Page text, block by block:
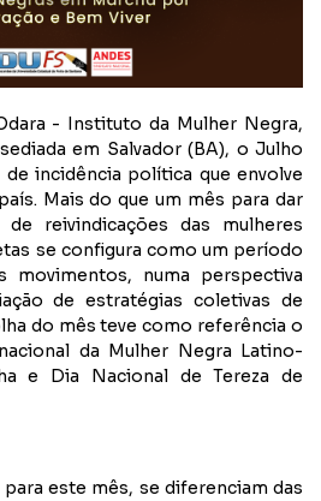
- Instituto da Mulher Negra,
em Salvador (BA), o Julho
de incidência política que envolve
Mais do que um mês para dar
reivindicações das mulheres
se configura como um período
movimentos, numa perspectiva
de estratégias coletivas de
do mês teve como referência o
da Mulher Negra Latino-
e Dia Nacional de Tereza de
este mês, se diferenciam das